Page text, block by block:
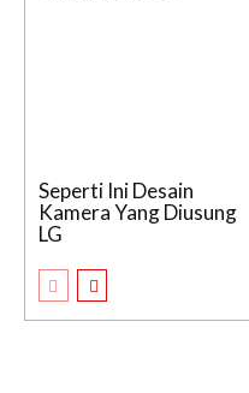
Seperti Ini Desain
Kamera Yang Diusung
LG